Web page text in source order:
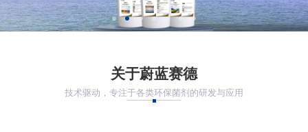
关于蔚蓝赛德
技术驱动，专注于各类环保菌剂的研发与应用